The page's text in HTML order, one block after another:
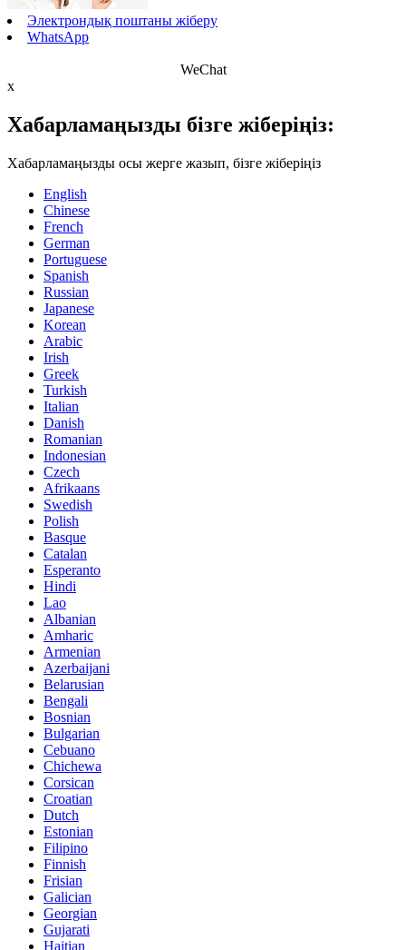
Электрондық поштаны жіберу
WhatsApp
WeChat
x
Хабарламаңызды бізге жіберіңіз:
Хабарламаңызды осы жерге жазып, бізге жіберіңіз
English
Chinese
French
German
Portuguese
Spanish
Russian
Japanese
Korean
Arabic
Irish
Greek
Turkish
Italian
Danish
Romanian
Indonesian
Czech
Afrikaans
Swedish
Polish
Basque
Catalan
Esperanto
Hindi
Lao
Albanian
Amharic
Armenian
Azerbaijani
Belarusian
Bengali
Bosnian
Bulgarian
Cebuano
Chichewa
Corsican
Croatian
Dutch
Estonian
Filipino
Finnish
Frisian
Galician
Georgian
Gujarati
Haitian